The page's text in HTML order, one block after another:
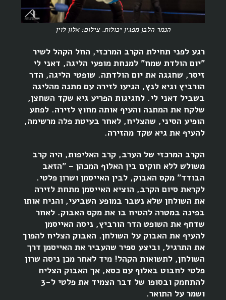
הנמר הלבן מפגין יכולות. צילום: אלון לוין
רגע לפני תחילת הקרב המרכזי, החל הקהל לשיר
"יום הולדת שמח" למנחת מופעי הליגה, דאני לי
זיסר, שחגגה את יום הולדתה. שופטי הליגה, הדר
הורביץ וגיא לנץ, הגיעו לזירה עם מתנה מהליגה
בשביל דאני לי. לחגיגות הפריע גיא שקד השחצן,
שלקח את המתנה והעיף אותה מחוץ לזירה. לפתע
הופיע הסיני, שהצליח, לאחר בעיטת פלה מרשימה,
להעיף את גיא שקד מהזירה.
הקרב המרכזי של הערב, קרב האליפות, היה קרב
משולש ללא חוקים בין האלוף המכהן – "הזאב
הבודד" מקס האבוק, לבין האייסמן ושרון פלטי.
לקראת סיום הקרב, הוציא האייסמן מתחת לזירה
את השולחן שלא נשבר במופע השביעי, והניח אותו
בפינה במטרה להטיח בו את מקס האבוק. לאחר
שדחף את השופט הדר הורביץ, ניסה האייסמן
להעיף את האבוק על השולחן. האבוק הצליח להפוך
את התרגיל, וביצע ספיר שהעביר את האייסמן דרך
השולחן, לתשואות הקהל! מיד לאחר מכן ניסה שרון
פלטי לחבוט באלוף עם כסא, אך האבוק הצליח
להתחמק ובסופו של דבר הצמיד את פלטי ל-3
ושמר על התואר.